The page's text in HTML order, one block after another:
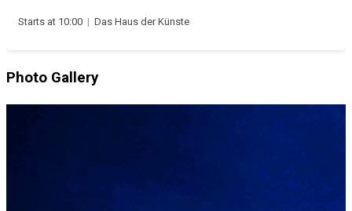
Starts at 10:00 | Das Haus der Künste
Photo Gallery